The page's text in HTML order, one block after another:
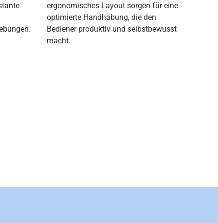
ergonomisches Layout sorgen für eine
optimierte Handhabung, die den
Bediener produktiv und selbstbewusst
macht.